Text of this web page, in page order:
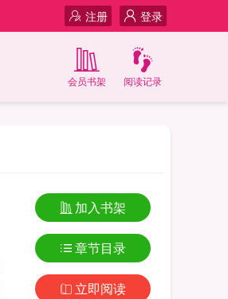
登录
注册
阅读记录
会员书架
加入书架
章节目录
立即阅读